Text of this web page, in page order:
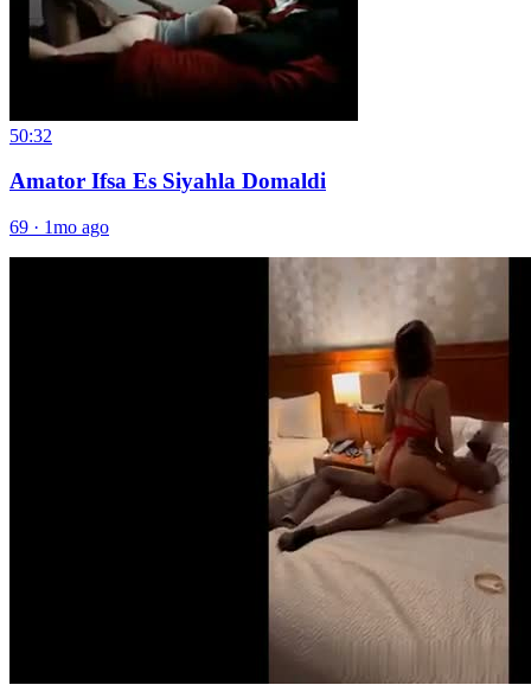
50:32
Amator Ifsa Es Siyahla Domaldi
69 · 1mo ago